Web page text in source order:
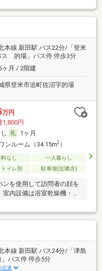
本線 新田駅 バス22分/「登米
ス 的場」バス停 停歩3分
ヶ月 / 2階建
県登米市迫町佐沼字的場
万円
1,800円
1ヶ月
ンルーム（34.15m2）
なし
一人暮らし
イレ別 駐車場(近隣含)
を使用して訪問者の顔を
内設備は浴室乾燥機・洗
本線 新田駅 バス24分/「津島
バス停 停歩5分
交通